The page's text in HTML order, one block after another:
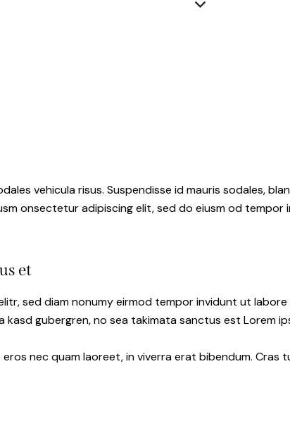
vehicula risus. Suspendisse id mauris sodales,
onsectetur adipiscing elit, sed do eiusm od
et
sed diam nonumy eirmod tempor invidunt ut
gubergren, no sea takimata sanctus est Lorem
nec quam laoreet, in viverra erat bibendum.